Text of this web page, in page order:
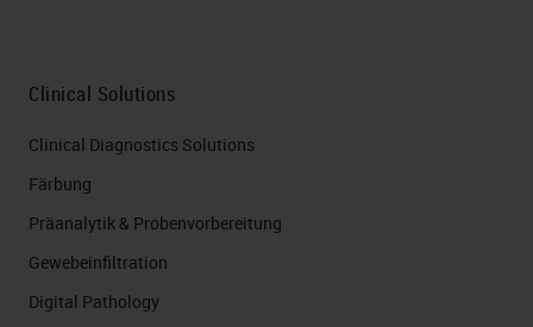
Clinical Solutions
Clinical Diagnostics Solutions
Färbung
Präanalytik & Probenvorbereitung
Gewebeinfiltration
Digital Pathology